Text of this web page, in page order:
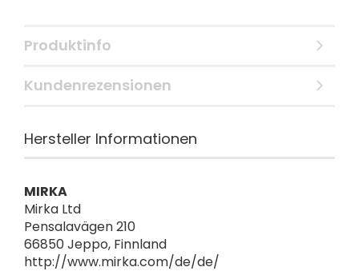
Produktinfo
Kundenrezensionen
Hersteller Informationen
MIRKA
Mirka Ltd
Pensalavägen 210
66850 Jeppo, Finnland
http://www.mirka.com/de/de/